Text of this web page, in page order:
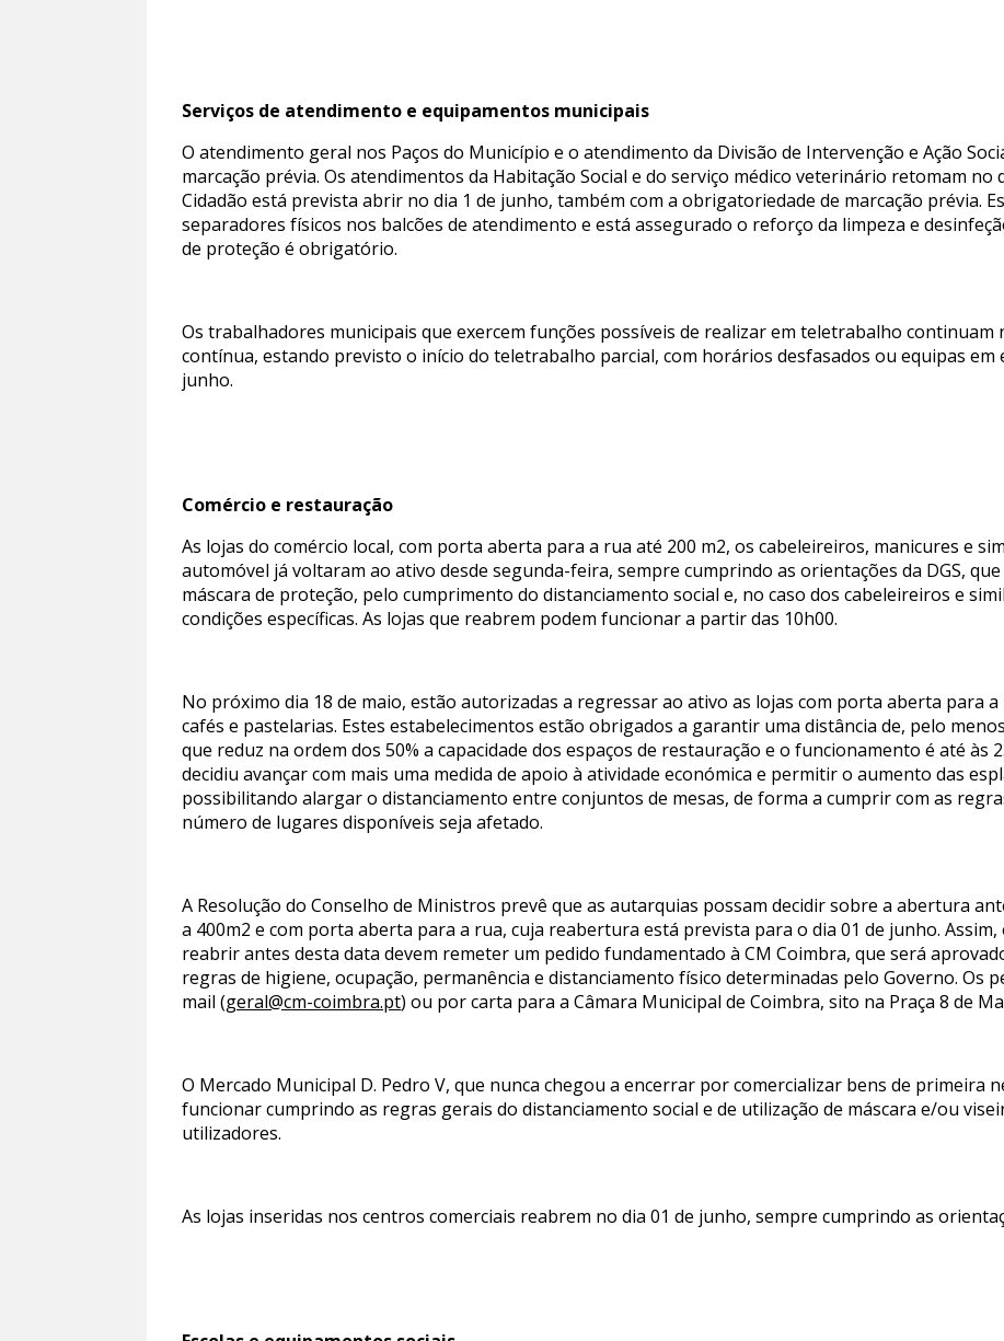
Serviços de atendimento e equipamentos municipais
O atendimento geral nos Paços do Município e o atendimento da Divisão de Intervenção e Ação
marcação prévia. Os atendimentos da Habitação Social e do serviço médico veterinário retomam no
Cidadão está prevista abrir no dia 1 de junho, também com a obrigatoriedade de marcação prévia.
separadores físicos nos balcões de atendimento e está assegurado o reforço da limpeza e
de proteção é obrigatório.
Os trabalhadores municipais que exercem funções possíveis de realizar em teletrabalho continuam
contínua, estando previsto o início do teletrabalho parcial, com horários desfasados ou equipas em
junho.
Comércio e restauração
As lojas do comércio local, com porta aberta para a rua até 200 m2, os cabeleireiros, manicures e
automóvel já voltaram ao ativo desde segunda-feira, sempre cumprindo as orientações da DGS,
máscara de proteção, pelo cumprimento do distanciamento social e, no caso dos cabeleireiros e
condições específicas. As lojas que reabrem podem funcionar a partir das 10h00.
No próximo dia 18 de maio, estão autorizadas a regressar ao ativo as lojas com porta aberta para
cafés e pastelarias. Estes estabelecimentos estão obrigados a garantir uma distância de, pelo
que reduz na ordem dos 50% a capacidade dos espaços de restauração e o funcionamento é até às
decidiu avançar com mais uma medida de apoio à atividade económica e permitir o aumento das
possibilitando alargar o distanciamento entre conjuntos de mesas, de forma a cumprir com as
número de lugares disponíveis seja afetado.
A Resolução do Conselho de Ministros prevê que as autarquias possam decidir sobre a abertura
a 400m2 e com porta aberta para a rua, cuja reabertura está prevista para o dia 01 de junho.
reabrir antes desta data devem remeter um pedido fundamentado à CM Coimbra, que será
regras de higiene, ocupação, permanência e distanciamento físico determinadas pelo Governo. Os
mail (geral@cm-coimbra.pt) ou por carta para a Câmara Municipal de Coimbra, sito na Praça 8 de
O Mercado Municipal D. Pedro V, que nunca chegou a encerrar por comercializar bens de primeira
funcionar cumprindo as regras gerais do distanciamento social e de utilização de máscara e/ou
utilizadores.
As lojas inseridas nos centros comerciais reabrem no dia 01 de junho, sempre cumprindo as